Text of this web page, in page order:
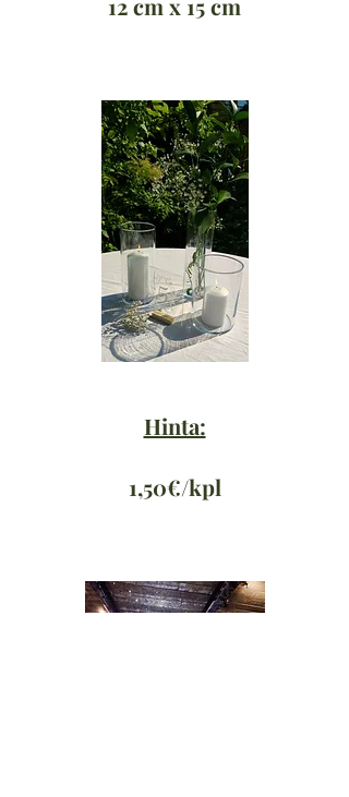
12 cm x 15 cm
Hinta:
1,50€/kpl